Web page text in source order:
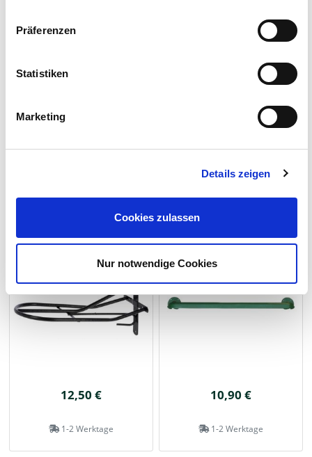
Präferenzen
Statistiken
Marketing
Details zeigen
Cookies zulassen
Nur notwendige Cookies
1-2 Werktage 1-2 Werktage
12,50 €
1-2 Werktage
10,90 €
1-2 Werktage